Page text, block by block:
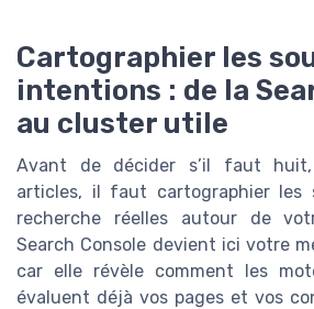
Cartographier les
intentions : de la
au cluster utile
Avant de décider s’il faut
articles, il faut cartographier les
recherche réelles autour de
Search Console devient ici votre
car elle révèle comment les
évaluent déjà vos pages et vos